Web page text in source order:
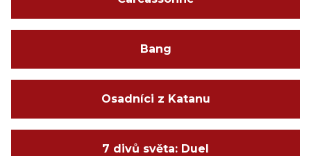
Bang
Osadníci z Katanu
7 divů světa: Duel